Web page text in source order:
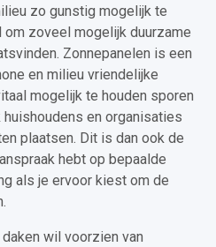
zo gunstig mogelijk te
om zoveel mogelijk duurzame
Zonnepanelen is een
en milieu vriendelijke
mogelijk te houden sporen
en organisaties
plaatsen. Dit is dan ook de
hebt op bepaalde
als je ervoor kiest om de
wil voorzien van